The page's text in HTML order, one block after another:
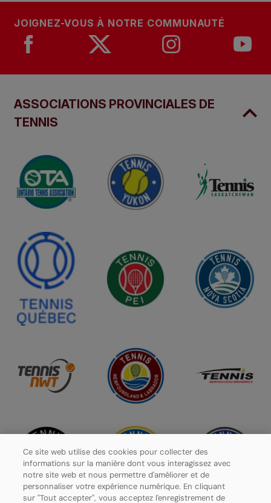
JOIGNEZ-VOUS À NOTRE COMMUNAUTÉ
ASSOCIATIONS PROVINCIALES DE
TENNIS
Ce site web utilise des cookies pour collecter des
informations sur la manière dont vous interagissez avec
notre site web et nous permettre d'améliorer et de
personnaliser votre expérience numérique. En cliquant
sur "Tout accepter", vous acceptez l'enregistrement de